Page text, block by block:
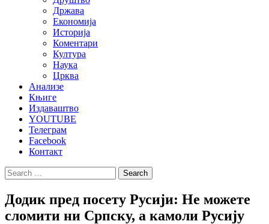
Држава
Економија
Историја
Коментари
Култура
Наука
Црква
Анализе
Књиге
Издаваштво
YOUTUBE
Телеграм
Facebook
Контакт
Search
for:
Додик пред посету Русији: Не можете
сломити ни Српску, а камоли Русију